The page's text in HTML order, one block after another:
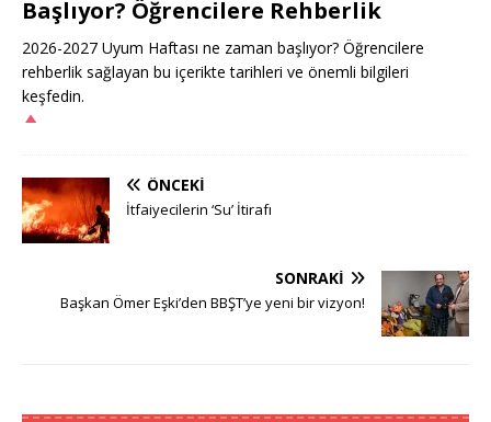
Başlıyor? Öğrencilere Rehberlik
2026-2027 Uyum Haftası ne zaman başlıyor? Öğrencilere
rehberlik sağlayan bu içerikte tarihleri ve önemli bilgileri
keşfedin.
ÖNCEKI
İtfaiyecilerin ‘Su’ İtirafı
SONRAKI
Başkan Ömer Eşki’den BBŞT’ye yeni bir vizyon!